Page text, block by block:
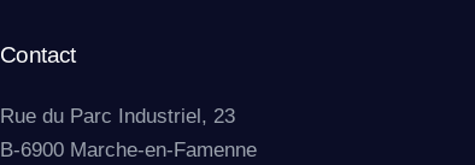
Contact
Rue du Parc Industriel, 23
B-6900 Marche-en-Famenne